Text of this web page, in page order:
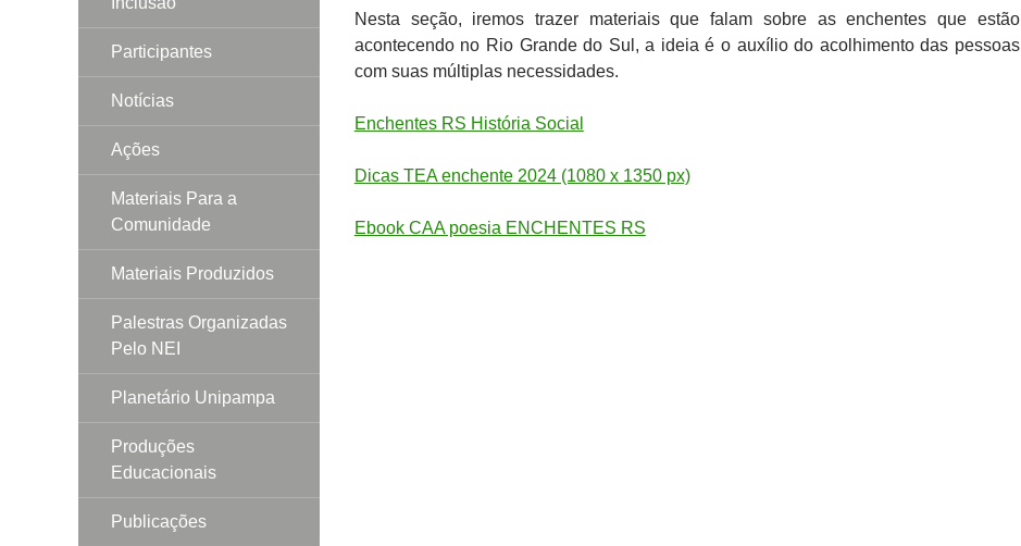
Nesta seção, iremos trazer materiais que falam sobre as enchentes que estão
acontecendo no Rio Grande do Sul, a ideia é o auxílio do acolhimento das pessoas
com suas múltiplas necessidades.
Enchentes RS História Social
Dicas TEA enchente 2024 (1080 x 1350 px)
Ebook CAA poesia ENCHENTES RS
Participantes
Notícias
Ações
Materiais Para a
Comunidade
Materiais Produzidos
Palestras Organizadas
Pelo NEI
Planetário Unipampa
Produções
Educacionais
Publicações